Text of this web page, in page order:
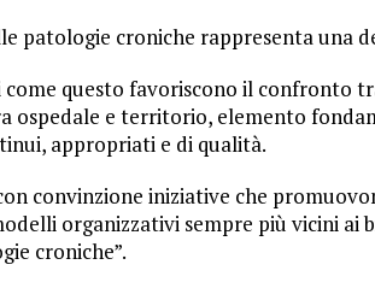
patologie croniche rappresenta una
questo favoriscono il confronto
ospedale e territorio, elemento
appropriati e di qualità.
convinzione iniziative che
organizzativi sempre più vicini ai
croniche”.